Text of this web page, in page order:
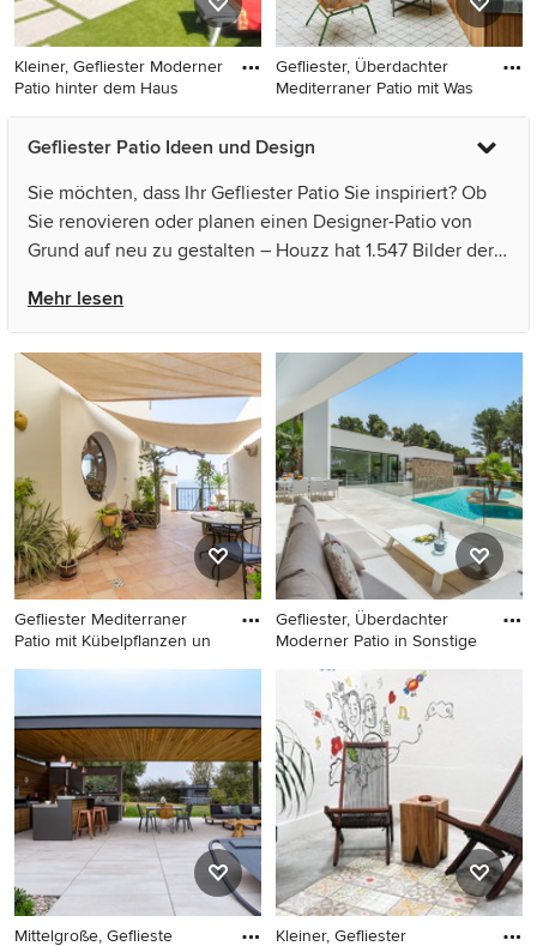
Kleiner, Gefliester Moderner
Patio hinter dem Haus
Kleiner, Gefliester Moderner
Patio hinter dem Haus in
Gefliester, Überdachter
Mediterraner Patio mit Was
Gefliester, Überdachter
Mediterraner Patio mit
Gefliester Patio Ideen und Design
Sie möchten, dass Ihr Gefliester Patio Sie inspiriert? Ob
Sie renovieren oder planen einen Designer-Patio von
Grund auf neu zu gestalten – Houzz hat 1.547 Bilder der
Landes, unter anderem von queiruga Paisajistas und
Alvaro de la Fuente. Sehen Sie sich Fotos in vielen
verschiedenen Farben und Stilen an – wenn Sie ein
Patio-Design entdeckt haben, das Sie inspiriert,
speichern Sie das Foto in einem Ideenbuch oder
kontaktieren Sie den Experten, dessen Geflieste Design-
Ideen Sie sich auch für Ihr Zuhause vorstellen können.
Entdecken Sie in unserer Fotogalerie schöne Patio-Ideen
und finden Sie heraus, warum Houzz die beste Erfahrung
bietet, wenn es um die Renovierung oder das Einrichten
von Haus und Wohnung geht.
Mehr lesen
Gefliester Mediterraner
Patio mit Kübelpflanzen un
Gefliester Mediterraner Patio
Markisen in Sonstige
Gefliester, Überdachter
Moderner Patio in Sonstige
Gefliester, Überdachter
Moderner Patio in Sonstige
Mittelgroße, Geflieste
Kleiner, Gefliester